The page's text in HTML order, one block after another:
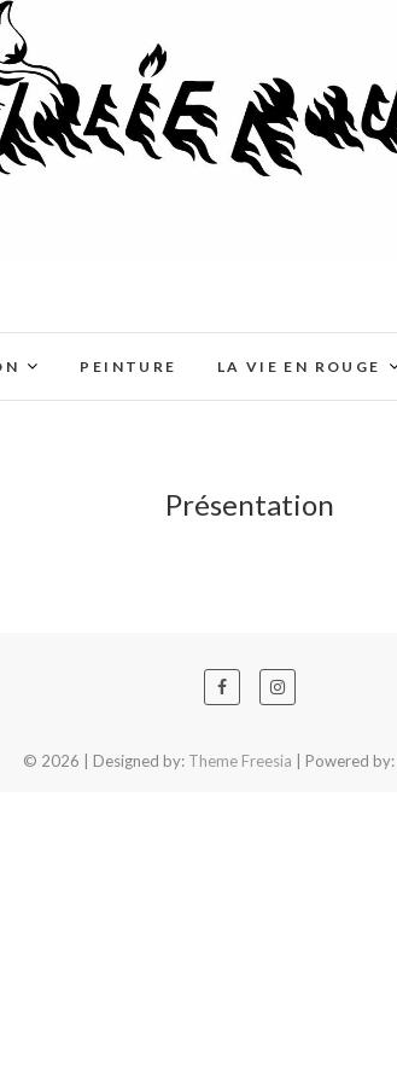
PEINTURE LA VIE EN ROUGE
Présentation
© 2026 | Designed by: Theme Freesia | Powered by: